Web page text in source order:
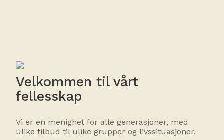
Velkommen til vårt
fellesskap
Vi er en menighet for alle generasjoner, med
ulike tilbud til ulike grupper og livssituasjoner.